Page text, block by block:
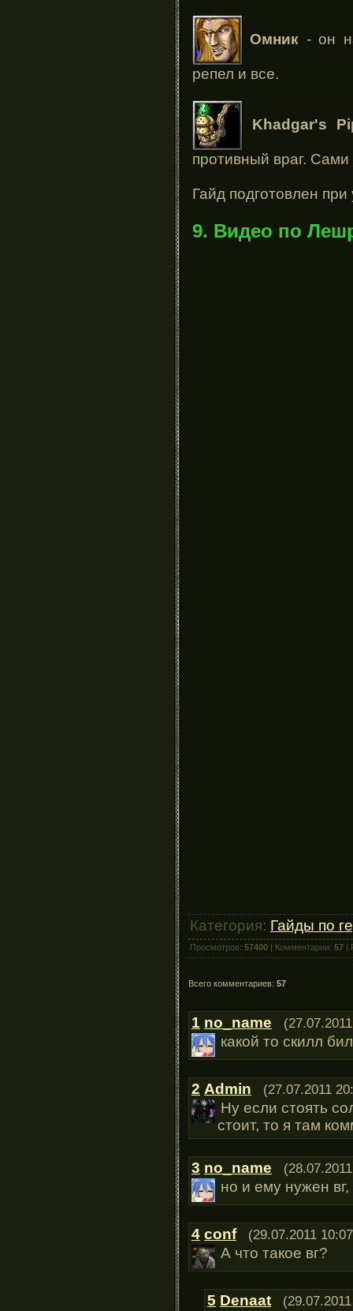
Омник - он
репел и все.
Khadgar's
противный враг.
Гайд подготовлен
9. Видео по
Категория: Гайды по
Просмотров: 57400 | Комментарии: 57 |
Всего комментариев: 57
1 no_name
какой то скилл
2 Admin (27.07.2011
Ну если стоять
стоит, то я там
3 no_name
но и ему нужен
4 conf (29.07.2011
А что такое вг?
5 Denaat